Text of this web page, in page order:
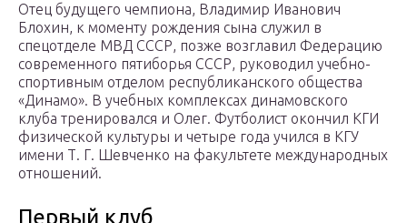
Отец будущего чемпиона, Владимир Иванович
Блохин, к моменту рождения сына служил в
спецотделе МВД СССР, позже возглавил Федерацию
современного пятиборья СССР, руководил учебно-
спортивным отделом республиканского общества
«Динамо». В учебных комплексах динамовского
клуба тренировался и Олег. Футболист окончил КГИ
физической культуры и четыре года учился в КГУ
имени Т. Г. Шевченко на факультете международных
отношений.
Первый клуб